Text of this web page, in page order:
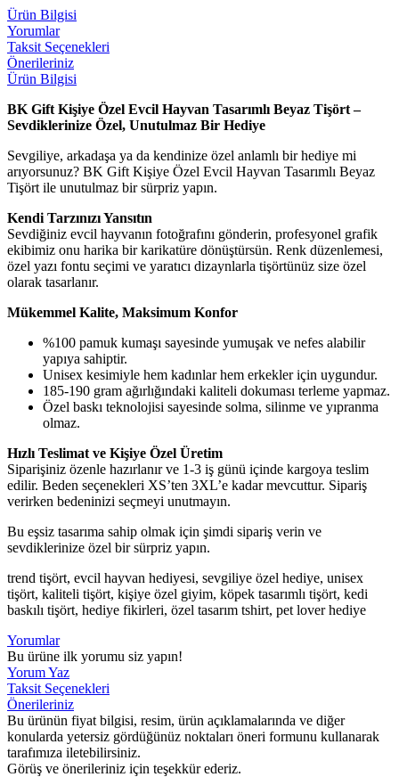
Ürün Bilgisi
Yorumlar
Taksit Seçenekleri
Önerileriniz
Ürün Bilgisi
BK Gift Kişiye Özel Evcil Hayvan Tasarımlı Beyaz Tişört –
Sevdiklerinize Özel, Unutulmaz Bir Hediye
Sevgiliye, arkadaşa ya da kendinize özel anlamlı bir hediye mi
arıyorsunuz? BK Gift Kişiye Özel Evcil Hayvan Tasarımlı Beyaz
Tişört ile unutulmaz bir sürpriz yapın.
Kendi Tarzınızı Yansıtın
Sevdiğiniz evcil hayvanın fotoğrafını gönderin, profesyonel grafik
ekibimiz onu harika bir karikatüre dönüştürsün. Renk düzenlemesi,
özel yazı fontu seçimi ve yaratıcı dizaynlarla tişörtünüz size özel
olarak tasarlanır.
Mükemmel Kalite, Maksimum Konfor
%100 pamuk kumaşı sayesinde yumuşak ve nefes alabilir
yapıya sahiptir.
Unisex kesimiyle hem kadınlar hem erkekler için uygundur.
185-190 gram ağırlığındaki kaliteli dokuması terleme yapmaz.
Özel baskı teknolojisi sayesinde solma, silinme ve yıpranma
olmaz.
Hızlı Teslimat ve Kişiye Özel Üretim
Siparişiniz özenle hazırlanır ve 1-3 iş günü içinde kargoya teslim
edilir. Beden seçenekleri XS’ten 3XL’e kadar mevcuttur. Sipariş
verirken bedeninizi seçmeyi unutmayın.
Bu eşsiz tasarıma sahip olmak için şimdi sipariş verin ve
sevdiklerinize özel bir sürpriz yapın.
trend tişört, evcil hayvan hediyesi, sevgiliye özel hediye, unisex
tişört, kaliteli tişört, kişiye özel giyim, köpek tasarımlı tişört, kedi
baskılı tişört, hediye fikirleri, özel tasarım tshirt, pet lover hediye
Yorumlar
Bu ürüne ilk yorumu siz yapın!
Yorum Yaz
Taksit Seçenekleri
Önerileriniz
Bu ürünün fiyat bilgisi, resim, ürün açıklamalarında ve diğer
konularda yetersiz gördüğünüz noktaları öneri formunu kullanarak
tarafımıza iletebilirsiniz.
Görüş ve önerileriniz için teşekkür ederiz.